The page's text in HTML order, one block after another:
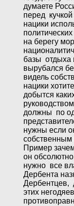
думаете
перед
нацики
на берегу
базы отдыха
вырубался
видель
нацики
добытся
должны по
нужны если
собственным
Пример
он
нужно все
Дербента
Дербентцев,
этих